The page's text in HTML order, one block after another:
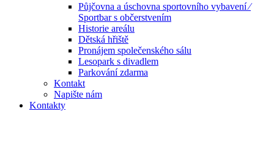
Půjčovna a úschovna sportovního vybavení ⁄
Sportbar s občerstvením
Historie areálu
Dětská hřiště
Pronájem společenského sálu
Lesopark s divadlem
Parkování zdarma
Kontakt
Napište nám
Kontakty